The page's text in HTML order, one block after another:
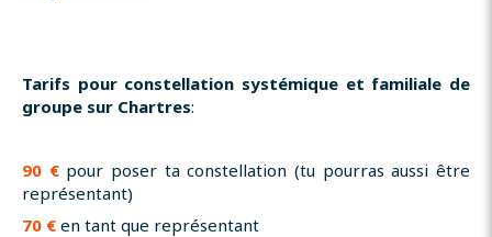
Tarifs pour constellation systémique et familiale de
groupe sur Chartres:
90 €pour poser ta constellation (tu pourras aussi être
représentant)
70 € en tant que représentant